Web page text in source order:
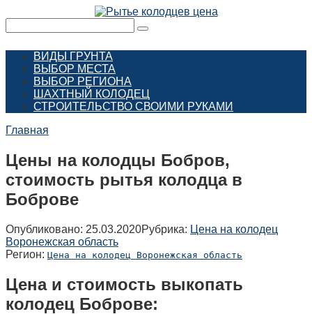
контенту
ВИДЫ ГРУНТА
ВЫБОР МЕСТА
ВЫБОР РЕГИОНА
ШАХТНЫЙ КОЛОДЕЦ
СТРОИТЕЛЬСТВО СВОИМИ РУКАМИ
Главная
Цены на колодцы Бобров,
стоимость рытья колодца в
Боброве
Опубликовано: 25.03.2020Рубрика: Цена на колодец
Воронежская область
Регион: Цена на колодец Воронежская область
Цена и стоимость выкопать
колодец Боброве: